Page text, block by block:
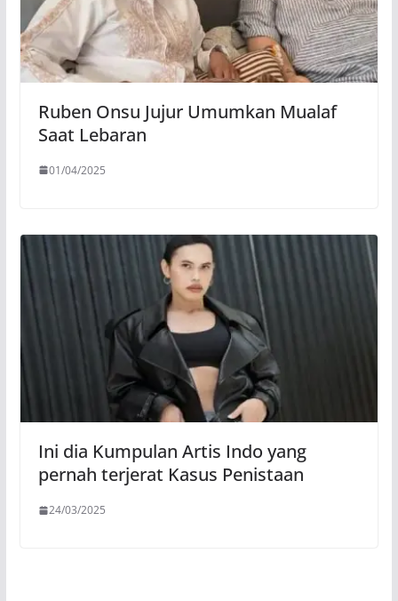
Ruben Onsu Jujur Umumkan Mualaf
Saat Lebaran
01/04/2025
Ini dia Kumpulan Artis Indo yang
pernah terjerat Kasus Penistaan
24/03/2025